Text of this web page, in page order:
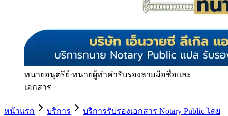
ทนายอนุตรีย์·ทนายผู้ทำคำรับรองลายมือชื่อและ
เอกสาร
หน้าแรก บริการ
บริการรับรองเอกสาร Notary Public โดย